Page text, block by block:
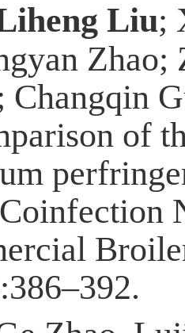
Liu;
Zhao;
Changqin
of
Coinfection
–392.